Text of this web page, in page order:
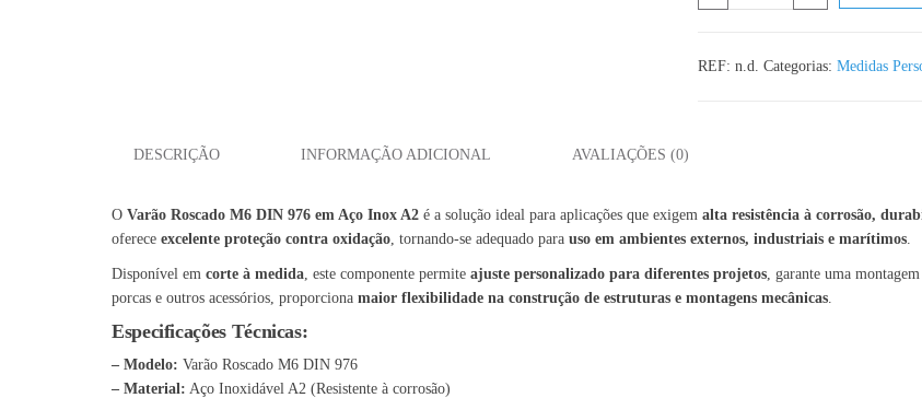
REF: n.d. Categorias: Medidas
DESCRIÇÃO INFORMAÇÃO ADICIONAL AVALIAÇÕES (0)
O Varão Roscado M6 DIN 976 em Aço Inox A2 é a solução ideal para aplicações que exigem alta resistência à corrosão,
oferece excelente proteção contra oxidação , tornando-se adequado para uso em ambientes externos, industriais e marítimos
Disponível em corte à medida , este componente permite ajuste personalizado para diferentes projetos , garante uma
porcas e outros acessórios, proporciona maior flexibilidade na construção de estruturas e montagens mecânicas
Especificações Técnicas:
– Modelo: Varão Roscado M6 DIN 976
– Material: Aço Inoxidável A2 (Resistente à corrosão)